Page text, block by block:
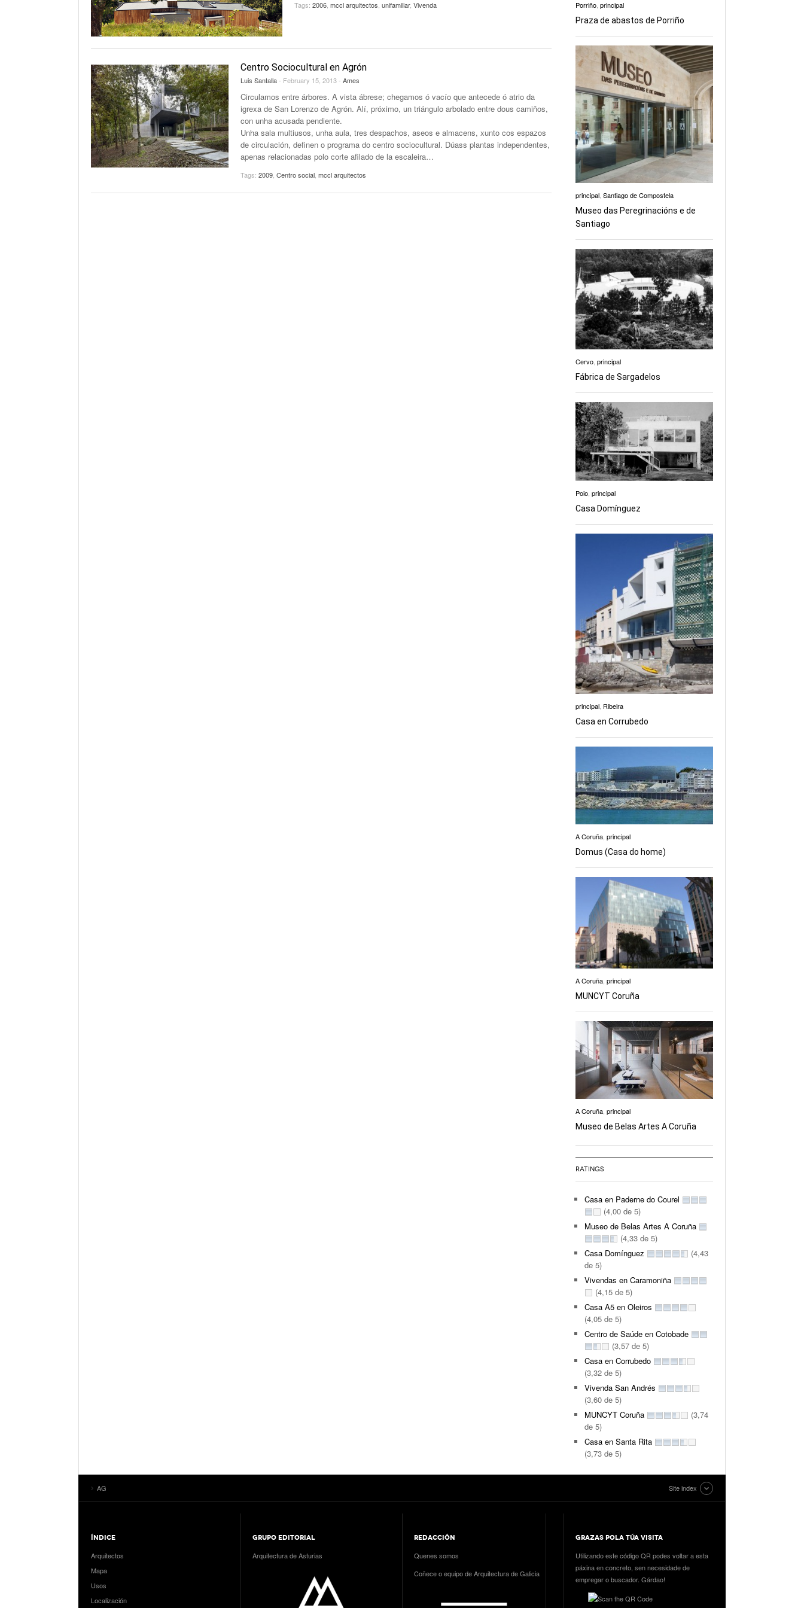
Tags: 2006 mccl arquitectos unifamiliar, Vivenda
Centro Sociocultural en Agrón
Luis Santalla- February 15, 2013 - Ames
Circulamos entre árbores. A vista ábrese; chegamos ó vacío que antecede ó atrio da
igrexa de San Lorenzo de Agrón. Alí, próximo, un triángulo arbolado entre dous camiños,
con unha acusada pendiente.
Unha sala multiusos, unha aula, tres despachos, aseos e almacens, xunto cos espazos
de circulación, definen o programa do centro sociocultural. Dúass plantas independentes,
apenas relacionadas polo corte afilado de la escaleira…
Tags: 2009 Centro social mccl arquitectos
Porriño principal
Praza de abastos de Porriño
principal Santiago de Compostela
Museo das Peregrinacións e de
Santiago
Cervo principal
Fábrica de Sargadelos
Poio principal
Casa Domínguez
principal, Ribeira
Casa en Corrubedo
A Coruña, principal
Domus (Casa do home)
A Coruña principal
MUNCYT Coruña
A Coruña principal
Museo de Belas Artes A Coruña
RATINGS
Casa en Paderne do Courel
(4,00 de 5)
Museo de Belas Artes A Coruña
(4,33 de 5)
Casa Domínguez
(4,43
de 5)
Vivendas en Caramoniña
(4,15 de 5)
Casa A5 en Oleiros
(4,05 de 5)
Centro de Saúde en Cotobade
(3,57 de 5)
Casa en Corrubedo
(3,32 de 5)
Vivenda San Andrés
(3,60 de 5)
MUNCYT Coruña
(3,74
de 5)
Casa en Santa Rita
(3,73 de 5)
AG Site index
ÍNDICE
Arquitectos
Mapa
Usos
Localización
GRUPO EDITORIAL
Arquitectura de Asturias
REDACCIÓN
Quenes somos
Coñece o equipo de Arquitectura de Galicia
GRAZAS POLA TÚA VISITA
Utilizando este código QR podes voltar a esta
páxina en concreto, sen necesidade de
empregar o buscador. Gárdao!